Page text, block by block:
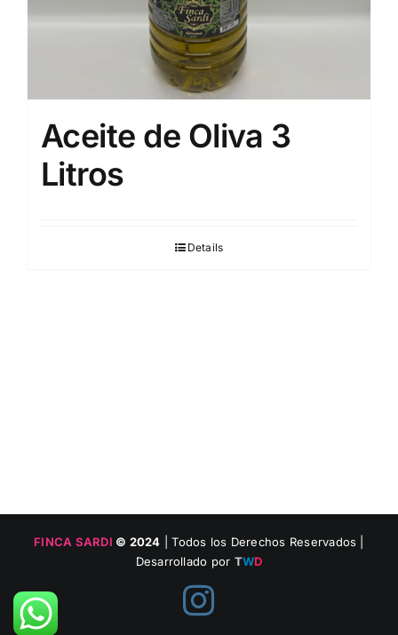
Aceite de Oliva 3
Litros
Details
FINCA SARDI © 2024 | Todos los Derechos Reservados |
Desarrollado por TWD
Instagram